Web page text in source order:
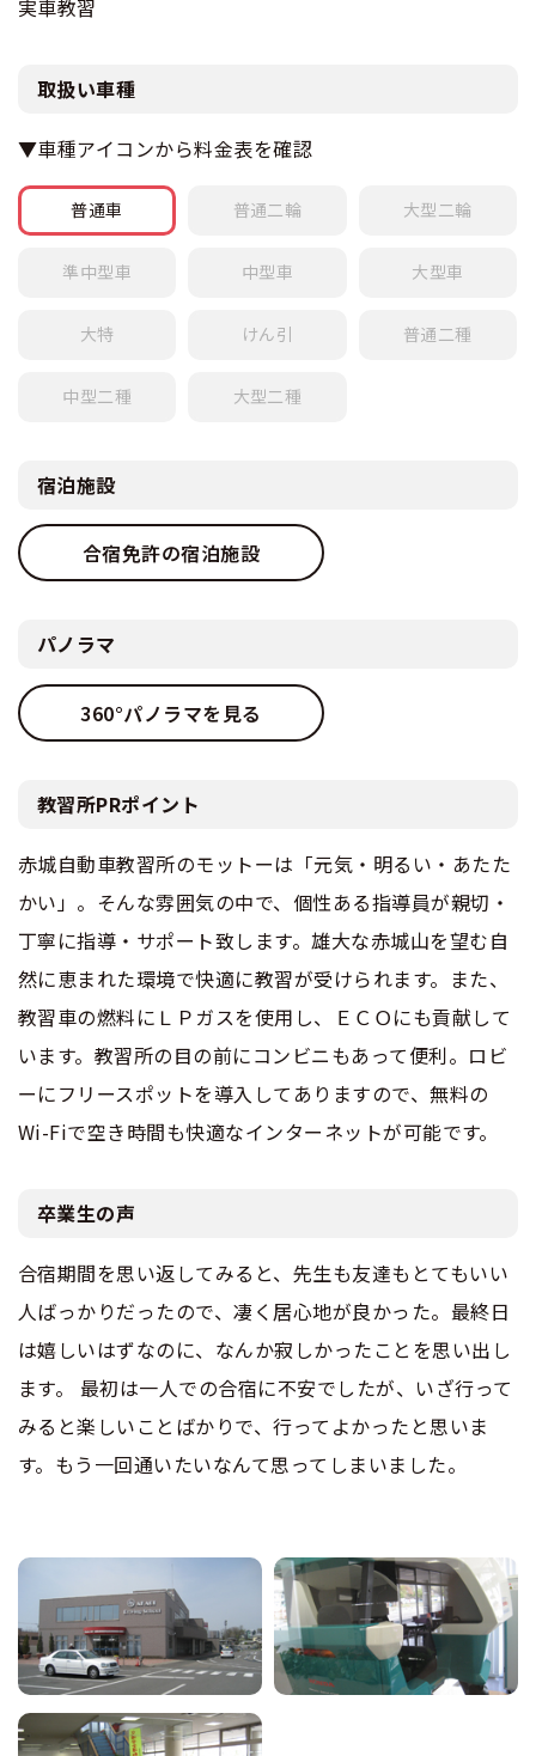
実車教習
取扱い車種
▼車種アイコンから料金表を確認
普通車 普通二輪 大型二輪
準中型車 中型車 大型車
大特 けん引 普通二種
中型二種 大型二種
宿泊施設
合宿免許の宿泊施設
パノラマ
360°パノラマを見る
教習所PRポイント
赤城自動車教習所のモットーは「元気・明るい・あたた
かい」。そんな雰囲気の中で、個性ある指導員が親切・
丁寧に指導・サポート致します。雄大な赤城山を望む自
然に恵まれた環境で快適に教習が受けられます。また、
教習車の燃料にＬＰガスを使用し、ＥＣＯにも貢献して
います。教習所の目の前にコンビニもあって便利。ロビ
ーにフリースポットを導入してありますので、無料の
Wi-Fiで空き時間も快適なインターネットが可能です。
卒業生の声
合宿期間を思い返してみると、先生も友達もとてもいい
人ばっかりだったので、凄く居心地が良かった。最終日
は嬉しいはずなのに、なんか寂しかったことを思い出し
ます。 最初は一人での合宿に不安でしたが、いざ行って
みると楽しいことばかりで、行ってよかったと思いま
す。もう一回通いたいなんて思ってしまいました。